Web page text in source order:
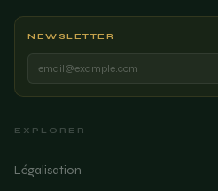
NEWSLETTER
EXPLORER
Légalisation